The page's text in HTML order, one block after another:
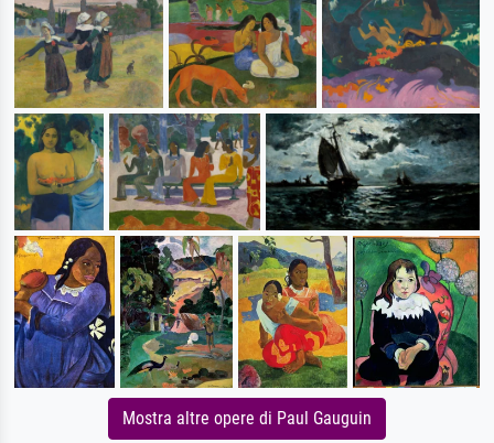
Mostra altre opere di Paul Gauguin